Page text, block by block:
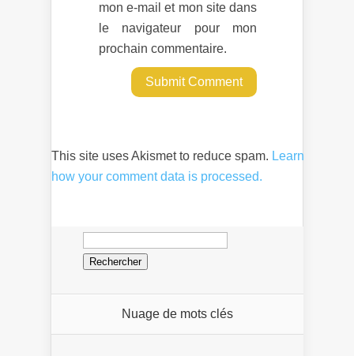
mon e-mail et mon site dans
le navigateur pour mon
prochain commentaire.
This site uses Akismet to reduce spam. Learn
how your comment data is processed.
Rechercher :
Nuage de mots clés